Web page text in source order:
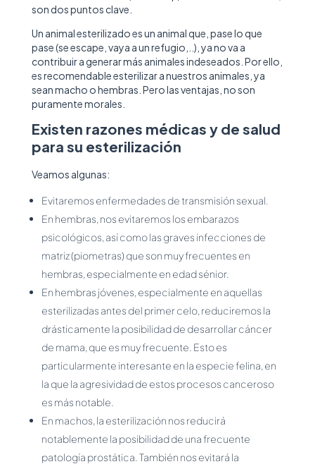
son dos puntos clave.
Un animal esterilizado es un animal que, pase lo que
pase (se escape, vaya a un refugio,..), ya no va a
contribuir a generar más animales indeseados. Por ello,
es recomendable esterilizar a nuestros animales, ya
sean macho o hembras. Pero las ventajas, no son
puramente morales.
Existen razones médicas y de salud
para su esterilización
Veamos algunas:
Evitaremos enfermedades de transmisión sexual.
En hembras, nos evitaremos los embarazos
psicológicos, así como las graves infecciones de
matriz (piometras) que son muy frecuentes en
hembras, especialmente en edad sénior.
En hembras jóvenes, especialmente en aquellas
esterilizadas antes del primer celo, reduciremos la
drásticamente la posibilidad de desarrollar cáncer
de mama, que es muy frecuente. Esto es
particularmente interesante en la especie felina, en
la que la agresividad de estos procesos canceroso
es más notable.
En machos, la esterilización nos reducirá
notablemente la posibilidad de una frecuente
patología prostática. También nos evitará la